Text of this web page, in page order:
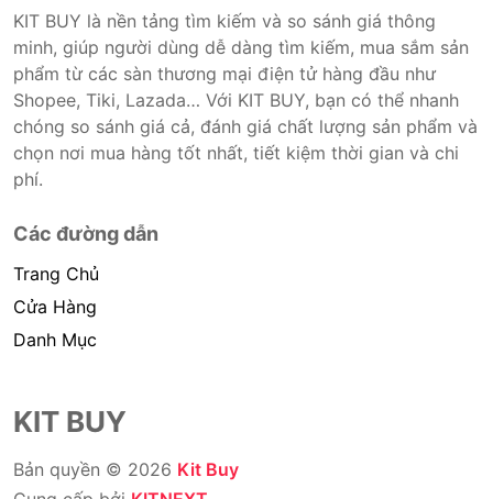
KIT BUY là nền tảng tìm kiếm và so sánh giá thông
minh, giúp người dùng dễ dàng tìm kiếm, mua sắm sản
phẩm từ các sàn thương mại điện tử hàng đầu như
Shopee, Tiki, Lazada… Với KIT BUY, bạn có thể nhanh
chóng so sánh giá cả, đánh giá chất lượng sản phẩm và
chọn nơi mua hàng tốt nhất, tiết kiệm thời gian và chi
phí.
Các đường dẫn
Trang Chủ
Cửa Hàng
Danh Mục
KIT BUY
Bản quyền © 2026 Kit Buy